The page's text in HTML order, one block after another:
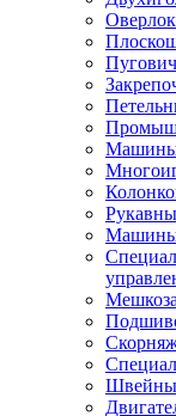
Машины
Машины